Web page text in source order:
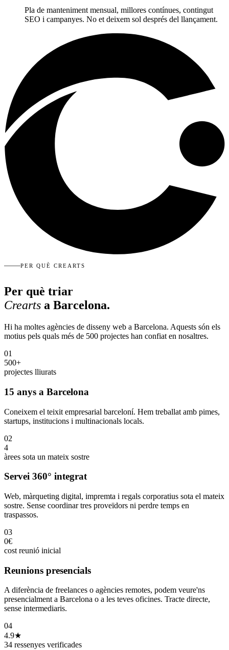
Pla de manteniment mensual, millores contínues, contingut
SEO i campanyes. No et deixem sol després del llançament.
PER QUÈ CREARTS
Per què triar
Crearts a Barcelona.
Hi ha moltes agències de disseny web a Barcelona. Aquests són els
motius pels quals més de 500 projectes han confiat en nosaltres.
01
500+
projectes lliurats
15 anys a Barcelona
Coneixem el teixit empresarial barceloní. Hem treballat amb pimes,
startups, institucions i multinacionals locals.
02
4
àrees sota un mateix sostre
Servei 360° integrat
Web, màrqueting digital, impremta i regals corporatius sota el mateix
sostre. Sense coordinar tres proveïdors ni perdre temps en
traspassos.
03
0€
cost reunió inicial
Reunions presencials
A diferència de freelances o agències remotes, podem veure'ns
presencialment a Barcelona o a les teves oficines. Tracte directe,
sense intermediaris.
04
4.9★
34 ressenyes verificades